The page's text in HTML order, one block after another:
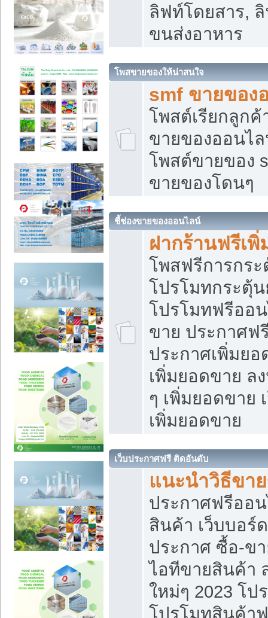
ลิฟท์โดยสาร,
ขนส่งอาหาร
โพสขายของให้น่าสนใจ
smf ขายของ
โพสต์เรียกลูกค้
ขายของออนไ
โพสต์ขายของ
ขายของโดนๆ
ชี้ช่องขายของออนไลน์
ฝากร้านฟรีเ
โพสฟรีการกร
โปรโมทกระตุ้
โปรโมทฟรีออ
ขาย ประกาศฟ
ประกาศเพิ่มย
เพิ่มยอดขาย ล
ๆ เพิ่มยอดขาย
เพิ่มยอดขาย
เว็บประกาศฟรี ติดอันดับ
แนะนำวิธีขา
ประกาศฟรีออ
สินค้า เว็บบอร์
ประกาศ ซื้อ-ข
ไอทีขายสินค้า
ใหม่ๆ 2023 โป
โปรโมทสินค้า